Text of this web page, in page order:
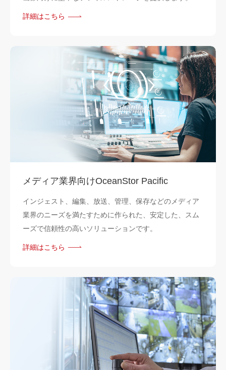
詳細はこちら
メディア業界向けOceanStor Pacific
インジェスト、編集、放送、管理、保存などのメディア
業界のニーズを満たすために作られた、安定した、スム
ーズで信頼性の高いソリューションです。
詳細はこちら